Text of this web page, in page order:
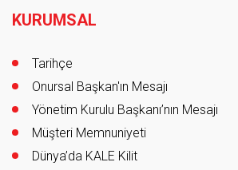
KURUMSAL
Tarihçe
Onursal Başkan'ın Mesajı
Yönetim Kurulu Başkanı’nın Mesajı
Müşteri Memnuniyeti
Dünya’da KALE Kilit